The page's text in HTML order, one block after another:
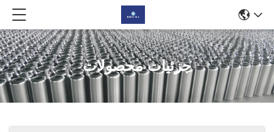
جزئیات محصولات